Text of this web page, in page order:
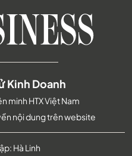
Hà Linh
Kinh Doanh
minh HTX Việt Nam
nội dung trên website